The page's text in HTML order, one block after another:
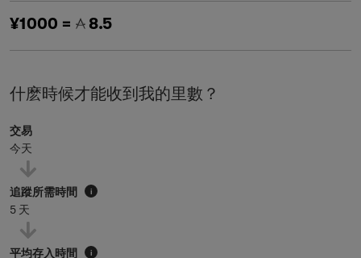
¥1000 = 8.5
什麽時候才能收到我的里數？
交易
今天
追蹤所需時間 i
5 天
平均存入時間 i